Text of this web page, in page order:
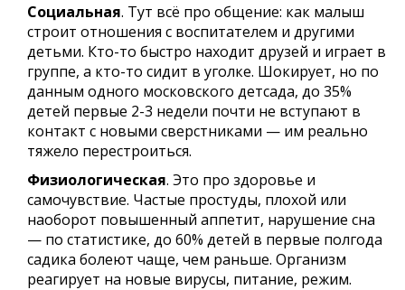
Социальная. Тут всё про общение: как малыш
строит отношения с воспитателем и другими
детьми. Кто-то быстро находит друзей и играет в
группе, а кто-то сидит в уголке. Шокирует, но по
данным одного московского детсада, до 35%
детей первые 2-3 недели почти не вступают в
контакт с новыми сверстниками — им реально
тяжело перестроиться.
Физиологическая. Это про здоровье и
самочувствие. Частые простуды, плохой или
наоборот повышенный аппетит, нарушение сна
— по статистике, до 60% детей в первые полгода
садика болеют чаще, чем раньше. Организм
реагирует на новые вирусы, питание, режим.